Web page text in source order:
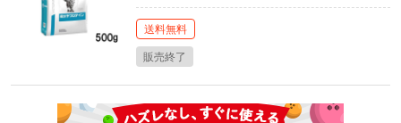
送料無料
販売終了